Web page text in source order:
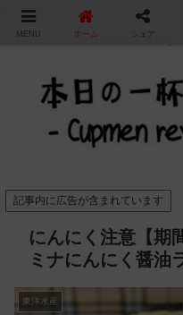
カップ麺の新商品を
記事内に広告が含まれています
にんにく注意【期
ミナにんにく醤油
東洋水産
MENU ホーム シェア